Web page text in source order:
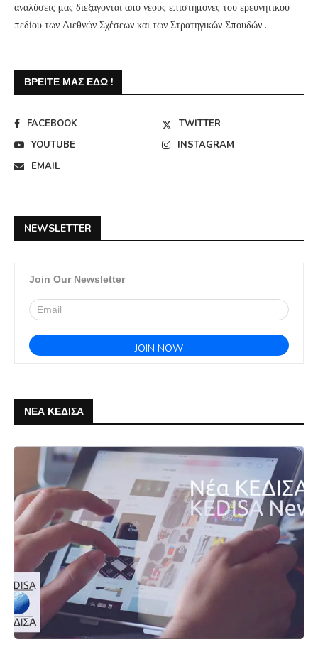
αναλύσεις μας διεξάγονται από νέους επιστήμονες του ερευνητικού
πεδίου των Διεθνών Σχέσεων και των Στρατηγικών Σπουδών .
ΒΡΕΊΤΕ ΜΑΣ ΕΔΏ !
FACEBOOK
TWITTER
YOUTUBE
INSTAGRAM
EMAIL
NEWSLETTER
Join Our Newsletter
ΝΕΑ ΚΕΔΙΣΑ